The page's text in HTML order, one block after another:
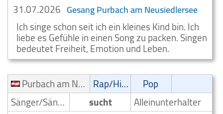
31.07.2026 Gesang Purbach am Neusiedlersee
Ich singe schon seit ich ein kleines Kind bin. Ich
liebe es Gefühle in einen Song zu packen. Singen
bedeutet Freiheit, Emotion und Leben.
Purbach am Neusiedlersee
Rap/Hip-Hop/RnB
Pop
Sänger/Sängerin
sucht
Alleinunterhalter